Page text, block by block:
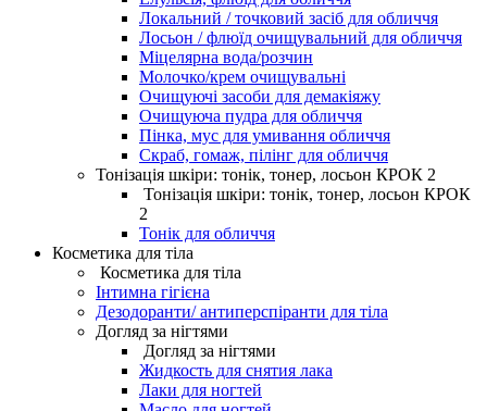
Локальний / точковий засіб для обличчя
Лосьон / флюїд очищувальний для обличчя
Міцелярна вода/розчин
Молочко/крем очищувальні
Очищуючі засоби для демакіяжу
Очищуюча пудра для обличчя
Пінка, мус для умивання обличчя
Скраб, гомаж, пілінг для обличчя
Тонізація шкіри: тонік, тонер, лосьон КРОК 2
Тонізація шкіри: тонік, тонер, лосьон КРОК
2
Тонік для обличчя
Косметика для тіла
Косметика для тіла
Інтимна гігієна
Дезодоранти/ антиперспіранти для тіла
Догляд за нігтями
Догляд за нігтями
Жидкость для снятия лака
Лаки для ногтей